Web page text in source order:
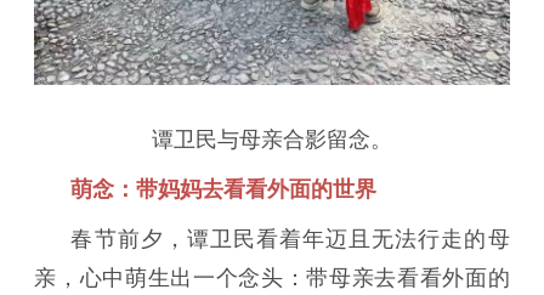
谭卫民与母亲合影留念。
萌念：带妈妈去看看外面的世界
春节前夕，谭卫民看着年迈且无法行走的母
亲，心中萌生出一个念头：带母亲去看看外面的